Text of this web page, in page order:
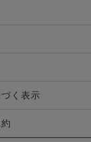
く表示